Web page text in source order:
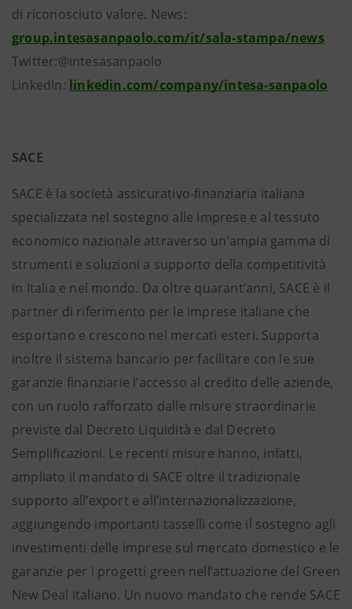
di riconosciuto valore. News:
group.intesasanpaolo.com/it/sala-stampa/news
Twitter:@intesasanpaolo
LinkedIn: linkedin.com/company/intesa-sanpaolo
SACE
SACE è la società assicurativo-finanziaria italiana
specializzata nel sostegno alle imprese e al tessuto
economico nazionale attraverso un’ampia gamma di
strumenti e soluzioni a supporto della competitività
in Italia e nel mondo. Da oltre quarant’anni, SACE è il
partner di riferimento per le imprese italiane che
esportano e crescono nei mercati esteri. Supporta
inoltre il sistema bancario per facilitare con le sue
garanzie finanziarie l’accesso al credito delle aziende,
con un ruolo rafforzato dalle misure straordinarie
previste dal Decreto Liquidità e dal Decreto
Semplificazioni. Le recenti misure hanno, infatti,
ampliato il mandato di SACE oltre il tradizionale
supporto all’export e all’internazionalizzazione,
aggiungendo importanti tasselli come il sostegno agli
investimenti delle imprese sul mercato domestico e le
garanzie per i progetti green nell’attuazione del Green
New Deal italiano. Un nuovo mandato che rende SACE